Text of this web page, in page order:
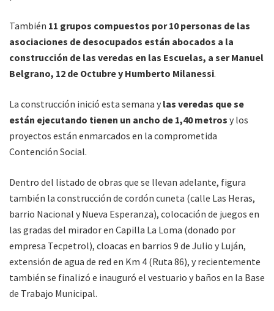
También 11 grupos compuestos por 10 personas de las
asociaciones de desocupados están abocados a la
construcción de las veredas en las Escuelas, a ser Manuel
Belgrano, 12 de Octubre y Humberto Milanessi.
La construcción inició esta semana y las veredas que se
están ejecutando tienen un ancho de 1,40 metros y los
proyectos están enmarcados en la comprometida
Contención Social.
Dentro del listado de obras que se llevan adelante, figura
también la construcción de cordón cuneta (calle Las Heras,
barrio Nacional y Nueva Esperanza), colocación de juegos en
las gradas del mirador en Capilla La Loma (donado por
empresa Tecpetrol), cloacas en barrios 9 de Julio y Luján,
extensión de agua de red en Km 4 (Ruta 86), y recientemente
también se finalizó e inauguró el vestuario y baños en la Base
de Trabajo Municipal.